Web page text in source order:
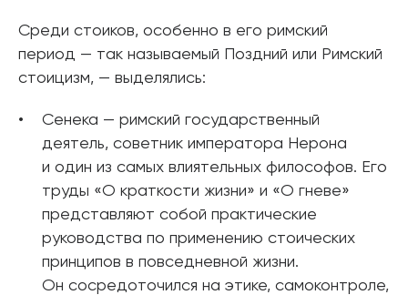
Среди стоиков, особенно в его римский
период — так называемый Поздний или Римский
стоицизм, — выделялись:
Сенека — римский государственный
деятель, советник императора Нерона
и один из самых влиятельных философов. Его
труды «О краткости жизни» и «О гневе»
представляют собой практические
руководства по применению стоических
принципов в повседневной жизни.
Он сосредоточился на этике, самоконтроле,